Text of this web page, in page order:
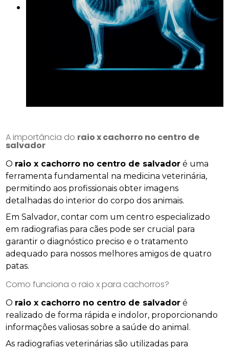
A importância do raio x cachorro no centro de
salvador
O raio x cachorro no centro de salvador é uma
ferramenta fundamental na medicina veterinária,
permitindo aos profissionais obter imagens
detalhadas do interior do corpo dos animais.
Em Salvador, contar com um centro especializado
em radiografias para cães pode ser crucial para
garantir o diagnóstico preciso e o tratamento
adequado para nossos melhores amigos de quatro
patas.
Como funciona o raio x para cachorros?
O raio x cachorro no centro de salvador é
realizado de forma rápida e indolor, proporcionando
informações valiosas sobre a saúde do animal.
As radiografias veterinárias são utilizadas para